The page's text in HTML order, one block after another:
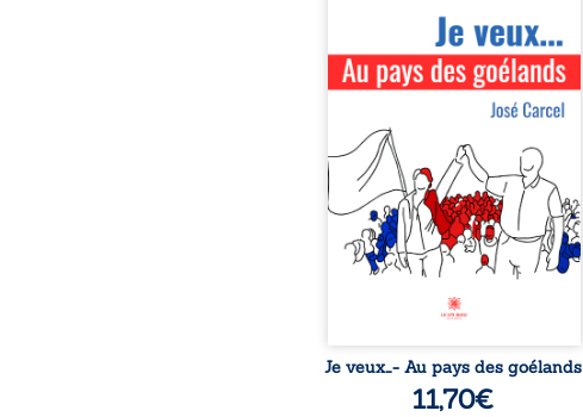
À quelques mois des élections
présidentielles, l’Institut
d’études politiques (IDEP), créé
par un petit groupe de
politiciens ambitieux de droite
et de gauche, dans le but
d’abolir les clivages et de
conceptualiser un « nouveau
destin » pour la nation, devient
un « haut lieu de pensée
politique ». Benoît Bellechance,
ancien secrétaire d’une petite
mairie, est nommé « ...
Je veux…- Au pays des goélands
11,70€